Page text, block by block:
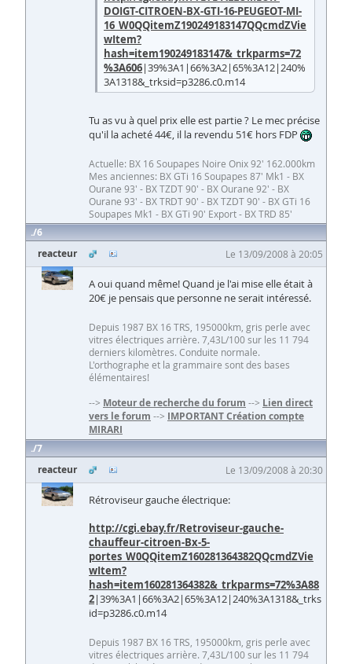
DOIGT-CITROEN-BX-GTI-16-PEUGEOT-MI-
16_W0QQitemZ190249183147QQcmdZVie
wItem?
hash=item190249183147&_trkparms=72
%3A606|39%3A1|66%3A2|65%3A12|240%
3A1318&_trksid=p3286.c0.m14
Tu as vu à quel prix elle est partie ? Le mec précise
qu'il la acheté 44€, il la revendu 51€ hors FDP
Actuelle: BX 16 Soupapes Noire Onix 92' 162.000km
Mes anciennes: BX GTi 16 Soupapes 87' Mk1 - BX
Ourane 93' - BX TZDT 90' - BX Ourane 92' - BX
Ourane 93' - BX TRDT 90' - BX TZDT 90' - BX GTi 16
Soupapes Mk1 - BX GTi 90' Export - BX TRD 85'
6
reacteur
Le 13/09/2008 à 20:05
A oui quand même! Quand je l'ai mise elle était à
20€ je pensais que personne ne serait intéressé.
Depuis 1987 BX 16 TRS, 195000km, gris perle avec
vitres électriques arrière. 7,43L/100 sur les 11 794
derniers kilomètres. Conduite normale.
L'orthographe et la grammaire sont des bases
élémentaires!
--> Moteur de recherche du forum --> Lien direct
vers le forum --> IMPORTANT Création compte
MIRARI
7
reacteur
Le 13/09/2008 à 20:30
Rétroviseur gauche électrique:
http://cgi.ebay.fr/Retroviseur-gauche-
chauffeur-citroen-Bx-5-
portes_W0QQitemZ160281364382QQcmdZVie
wItem?
hash=item160281364382&_trkparms=72%3A88
2|39%3A1|66%3A2|65%3A12|240%3A1318&_trks
id=p3286.c0.m14
Depuis 1987 BX 16 TRS, 195000km, gris perle avec
vitres électriques arrière. 7,43L/100 sur les 11 794